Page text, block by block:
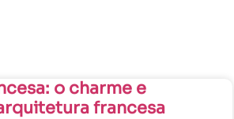
o charme e
francesa